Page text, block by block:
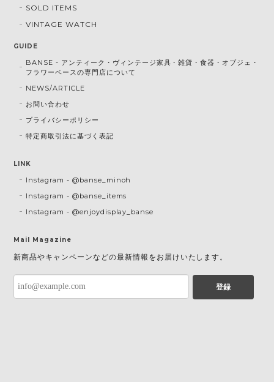
SOLD ITEMS
VINTAGE WATCH
GUIDE
BANSE - アンティーク・ヴィンテージ家具・雑貨・食器・オブジェ・
フラワーベースの専門店について
NEWS/ARTICLE
お問い合わせ
プライバシーポリシー
特定商取引法に基づく表記
LINK
Instagram - @banse_minoh
Instagram - @banse_items
Instagram - @enjoydisplay_banse
Mail Magazine
新商品やキャンペーンなどの最新情報をお届けいたします。
登録